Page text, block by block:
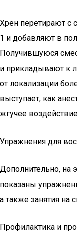
Хрен перетирают с
1 и добавляют в
Получившуюся
и прикладывают к
от локализации
выступает, как
жгучее
Упражнения для
Дополнительно, на
показаны
а также занятия на
Профилактика и